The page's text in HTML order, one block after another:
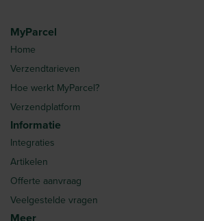
MyParcel
Home
Verzendtarieven
Hoe werkt MyParcel?
Verzendplatform
Informatie
Integraties
Artikelen
Offerte aanvraag
Veelgestelde vragen
Meer